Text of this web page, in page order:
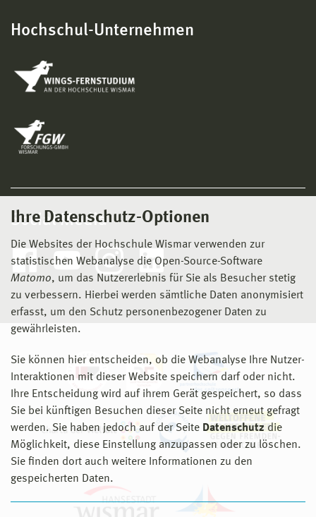
Ihre Datenschutz-Optionen
Die Websites der Hochschule Wismar verwenden zur
statistischen Webanalyse die Open-Source-Software
Matomo, um das Nutzererlebnis für Sie als Besucher stetig
zu verbessern. Hierbei werden sämtliche Daten anonymisiert
erfasst, um den Schutz personenbezogener Daten zu
gewährleisten.
Sie können hier entscheiden, ob die Webanalyse Ihre Nutzer-
Interaktionen mit dieser Website speichern darf oder nicht.
Ihre Entscheidung wird auf ihrem Gerät gespeichert, so dass
Sie bei künftigen Besuchen dieser Seite nicht erneut gefragt
werden. Sie haben jedoch auf der Seite Datenschutz die
Möglichkeit, diese Einstellung anzupassen oder zu löschen.
Sie finden dort auch weitere Informationen zu den
gespeicherten Daten.
Hochschul-Unternehmen
Social Media